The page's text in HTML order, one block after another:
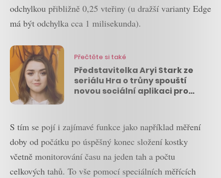
odchylkou přibližně 0,25 vteřiny (u dražší varianty Edge
má být odchylka cca 1 milisekunda).
Přečtěte si také
Představitelka Aryi Stark ze
seriálu Hra o trůny spouští
novou sociální aplikaci pro
S tím se pojí i zajímavé funkce jako například měření
doby od počátku po úspěšný konec složení kostky
včetně monitorování času na jeden tah a počtu
celkových tahů. To vše pomocí speciálních měřících